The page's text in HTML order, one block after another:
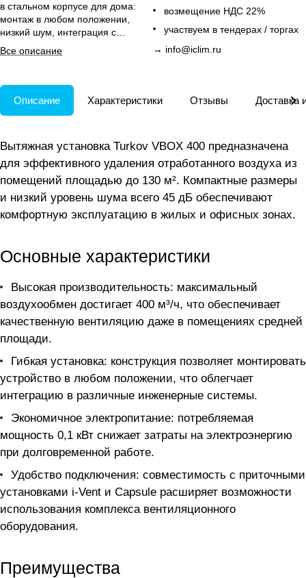
в стальном корпусе для дома:
монтаж в любом положении,
низкий шум, интеграция с
CAPSULE и i-Vent.
Все описание
возмещение НДС 22%
участвуем в тендерах / торгах
→ info@iclim.ru
Описание Характеристики Отзывы Доставка
Вытяжная установка Turkov VBOX 400 предназначена
для эффективного удаления отработанного воздуха из
помещений площадью до 130 м². Компактные размеры
и низкий уровень шума всего 45 дБ обеспечивают
комфортную эксплуатацию в жилых и офисных зонах.
Основные характеристики
Высокая производительность: максимальный
воздухообмен достигает 400 м³/ч, что обеспечивает
качественную вентиляцию даже в помещениях средней
площади.
Гибкая установка: конструкция позволяет монтировать
устройство в любом положении, что облегчает
интеграцию в различные инженерные системы.
Экономичное электропитание: потребляемая
мощность 0,1 кВт снижает затраты на электроэнергию
при долговременной работе.
Удобство подключения: совместимость с приточными
установками i-Vent и Capsule расширяет возможности
использования комплекса вентиляционного
оборудования.
Преимущества